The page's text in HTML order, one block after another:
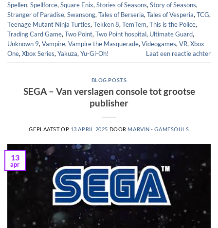
Spellen, Spellforce, Square Enix, Stories of Seasons, Story of Seasons,
Stranger of Paradise, Swansong, Tales of Berseria, Tales of Vesperia, TCG,
Teenage Mutant Ninja Turtles, Tekken 8, TemTem, This is the Police,
Trading Card Game, Two Point, Two Point hospital, Ultimate Guard,
Unknown 9, Vampire, Vampire the Masquerade, Videogames, VR, Xbox
One, Xbox Series, Yakuza, Yu-Gi-Oh! Laat een reactie achter
BLOG POSTS
SEGA – Van verslagen console tot grootse
publisher
GEPLAATST OP 13 APRIL 2025 DOOR MARVIN - GAMESOULS
13
apr